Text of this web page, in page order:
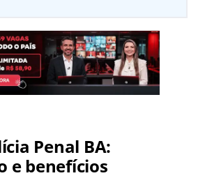
Penal BA:
e benefícios